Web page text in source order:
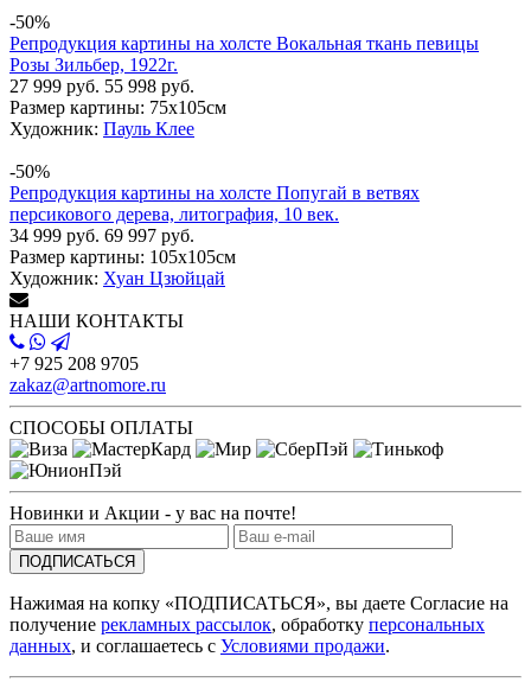
-50%
Репродукция картины на холсте Вокальная ткань певицы
Розы Зильбер, 1922г.
27 999 руб. 55 998 руб.
Размер картины: 75х105см
Художник: Пауль Клее
-50%
Репродукция картины на холсте Попугай в ветвях
персикового дерева, литография, 10 век.
34 999 руб. 69 997 руб.
Размер картины: 105х105см
Художник: Хуан Цзюйцай
НАШИ КОНТАКТЫ
+7 925 208 9705
zakaz@artnomore.ru
СПОСОБЫ ОПЛАТЫ
Новинки и Акции - у вас на почте!
ПОДПИСАТЬСЯ
Нажимая на копку «ПОДПИСАТЬСЯ», вы даете Согласие на
получение рекламных рассылок, обработку персональных
данных, и соглашаетесь с Условиями продажи.